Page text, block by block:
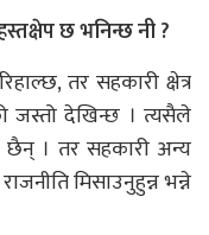
छ भनिन्छ नी ?
तर सहकारी क्षेत्र
जस्तो देखिन्छ । त्यसैले
छैन् । तर सहकारी अन्य
मिसाउनुहुन्न भन्ने